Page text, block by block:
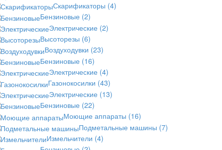
Скарификаторы (4)
Бензиновые (2)
Электрические (2)
Высоторезы (6)
Воздуходувки (23)
Бензиновые (16)
Электрические (4)
Газонокосилки (43)
Электрические (13)
Бензиновые (22)
Моющие аппараты (16)
Подметальные машины (7)
Измельчители (4)